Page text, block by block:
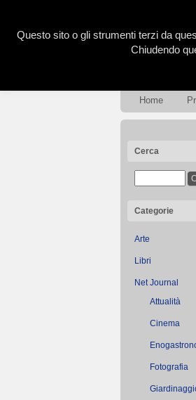
Home
Cerca
Categorie
Arte
Libri
Net Journal
Attualità
Cinema
Fotografia
Questo sito o gli strumenti terzi da
Chiudendo